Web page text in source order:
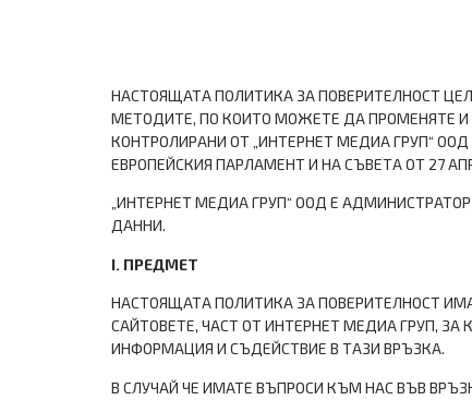
НАСТОЯЩАТА ПОЛИТИКА ЗА ПОВЕРИТЕЛНОСТ
МЕТОДИТЕ, ПО КОИТО МОЖЕТЕ ДА ПРОМЕНЯТЕ И
КОНТРОЛИРАНИ ОТ „ИНТЕРНЕТ МЕДИА ГРУП“
ЕВРОПЕЙСКИЯ ПАРЛАМЕНТ И НА СЪВЕТА ОТ 27
„ИНТЕРНЕТ МЕДИА ГРУП“ ООД Е
ДАННИ.
І. ПРЕДМЕТ
НАСТОЯЩАТА ПОЛИТИКА ЗА ПОВЕРИТЕЛНОСТ
САЙТОВЕТЕ, ЧАСТ ОТ ИНТЕРНЕТ МЕДИА ГРУП,
ИНФОРМАЦИЯ И СЪДЕЙСТВИЕ В ТАЗИ ВРЪЗКА.
В СЛУЧАЙ ЧЕ ИМАТЕ ВЪПРОСИ КЪМ НАС ВЪВ